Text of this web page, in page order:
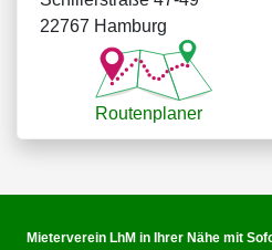
22767 Hamburg
Routenplaner
Mieterverein LhM in Ihrer Nähe mit